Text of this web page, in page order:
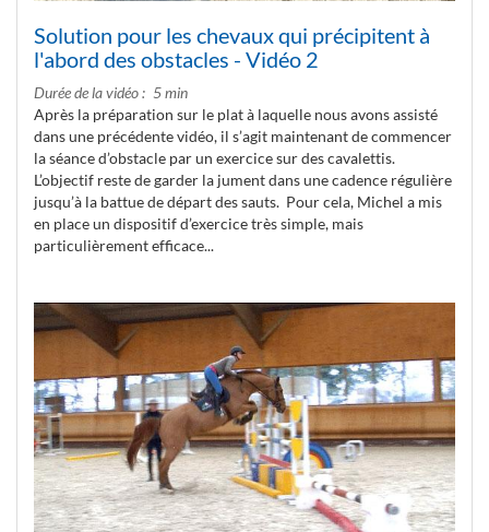
Solution pour les chevaux qui précipitent à
l'abord des obstacles - Vidéo 2
Durée de la vidéo
5 min
Après la préparation sur le plat à laquelle nous avons assisté
dans une précédente vidéo, il s’agit maintenant de commencer
la séance d’obstacle par un exercice sur des cavalettis.
L’objectif reste de garder la jument dans une cadence régulière
jusqu’à la battue de départ des sauts. Pour cela, Michel a mis
en place un dispositif d’exercice très simple, mais
particulièrement efficace...